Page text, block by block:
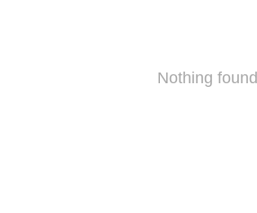
Nothing found